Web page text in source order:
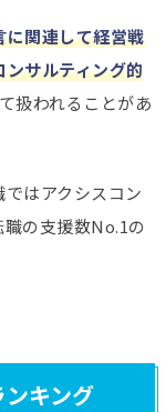
に関連して経営戦
サルティング的
扱われることがあ
はアクシスコン
の支援数No.1の
キング